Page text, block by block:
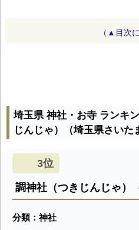
（▲目次
埼玉県 神社・お寺 ランキ
じんじゃ）（埼玉県さいた
3位
調神社（つきじんじゃ）
分類：神社